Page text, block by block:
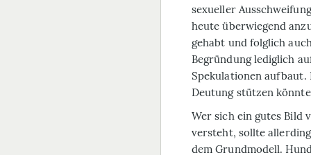
sexueller
heute überwiegend
gehabt und folglich
Begründung lediglich
Spekulationen aufbaut.
Deutung stützen
Wer sich ein gutes Bild
versteht, sollte
dem Grundmodell.